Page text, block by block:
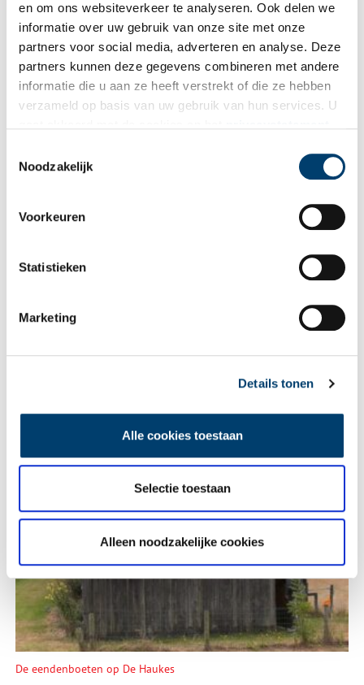
en om ons websiteverkeer te analyseren. Ook delen we
informatie over uw gebruik van onze site met onze
partners voor social media, adverteren en analyse. Deze
partners kunnen deze gegevens combineren met andere
informatie die u aan ze heeft verstrekt of die ze hebben
verzameld op basis van uw gebruik van hun services. U
Noodzakelijk
Voorkeuren
Statistieken
Marketing
Details tonen
Alle cookies toestaan
Selectie toestaan
Alleen noodzakelijke cookies
E-mail*
Vink dit aan als u op de hoogte gehouden wil worden.
De eendenboeten op De Haukes